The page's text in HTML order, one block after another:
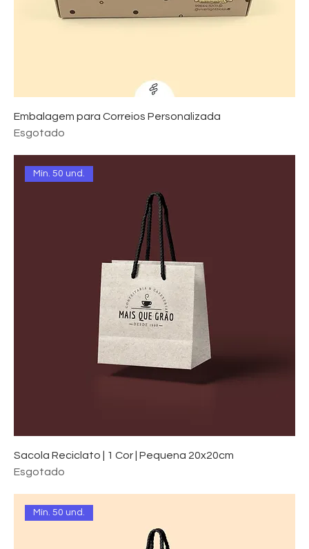
Embalagem para Correios Personalizada
Esgotado
Mín. 50 und.
Sacola Reciclato | 1 Cor | Pequena 20x20cm
Esgotado
Mín. 50 und.